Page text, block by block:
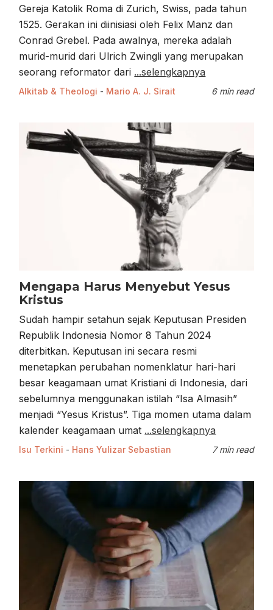
Gereja Katolik Roma di Zurich, Swiss, pada tahun
1525. Gerakan ini diinisiasi oleh Felix Manz dan
Conrad Grebel. Pada awalnya, mereka adalah
murid-murid dari Ulrich Zwingli yang merupakan
seorang reformator dari ...selengkapnya
Alkitab & Theologi - Mario A. J. Sirait 6 min read
Mengapa Harus Menyebut Yesus
Kristus
Sudah hampir setahun sejak Keputusan Presiden
Republik Indonesia Nomor 8 Tahun 2024
diterbitkan. Keputusan ini secara resmi
menetapkan perubahan nomenklatur hari-hari
besar keagamaan umat Kristiani di Indonesia, dari
sebelumnya menggunakan istilah “Isa Almasih”
menjadi “Yesus Kristus”. Tiga momen utama dalam
kalender keagamaan umat ...selengkapnya
Isu Terkini - Hans Yulizar Sebastian 7 min read